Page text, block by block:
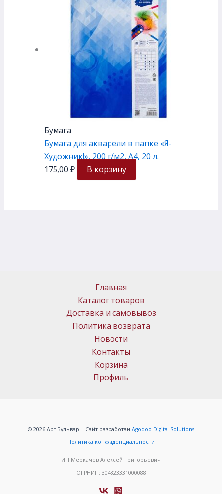
Бумага
Бумага для акварели в папке «Я-
Художник!», 200 г/м2, А4, 20 л.
175,00 ₽ В корзину
Главная
Каталог товаров
Доставка и самовывоз
Политика возврата
Новости
Контакты
Корзина
Профиль
© 2026 Арт Бульвар | Сайт разработан Agodoo Digital Solutions
Политика конфиденциальности
ИП Меркачёв Алексей Григорьевич
ОГРНИП: 304323331000088